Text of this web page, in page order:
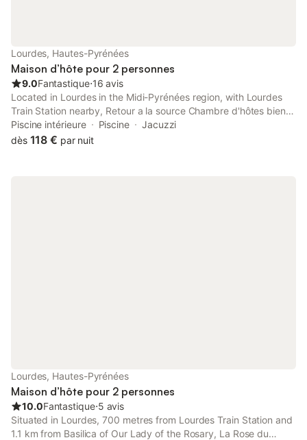
Lourdes, Hautes-Pyrénées
Maison d’hôte pour 2 personnes
9.0Fantastique⋅16 avis
Located in Lourdes in the Midi-Pyrénées region, with Lourdes
Train Station nearby, Retour a la source Chambre d'hôtes bien
être provides accommodation with free WiFi and free private
parking, as well as access to a sauna. 3.
Piscine intérieure Piscine
Jacuzzi
dès 118 € par nuit
Lourdes, Hautes-Pyrénées
Maison d’hôte pour 2 personnes
10.0Fantastique⋅5 avis
Situated in Lourdes, 700 metres from Lourdes Train Station and
1.1 km from Basilica of Our Lady of the Rosary, La Rose du